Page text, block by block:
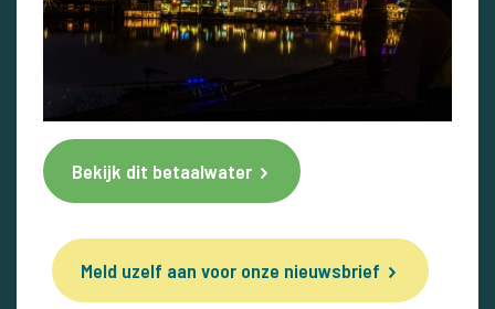
Bekijk dit betaalwater
Meld uzelf aan voor onze nieuwsbrief